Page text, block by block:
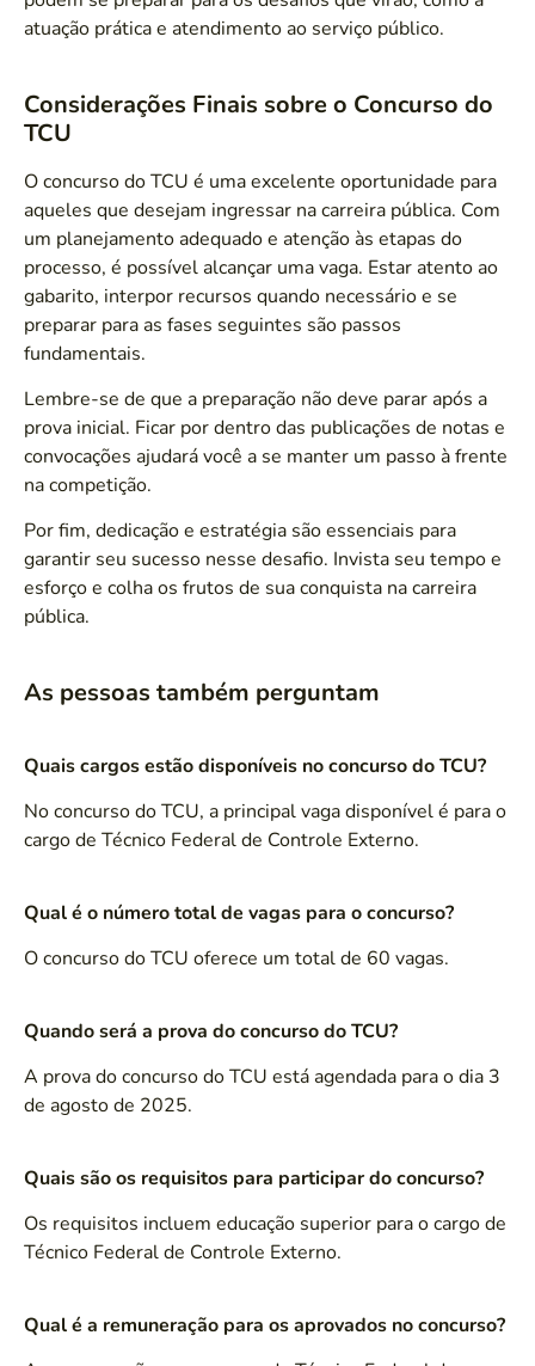
atuação prática e atendimento ao serviço público.
Considerações Finais sobre o Concurso do
TCU
O concurso do TCU é uma excelente oportunidade para
aqueles que desejam ingressar na carreira pública. Com
um planejamento adequado e atenção às etapas do
processo, é possível alcançar uma vaga. Estar atento ao
gabarito, interpor recursos quando necessário e se
preparar para as fases seguintes são passos
fundamentais.
Lembre-se de que a preparação não deve parar após a
prova inicial. Ficar por dentro das publicações de notas e
convocações ajudará você a se manter um passo à frente
na competição.
Por fim, dedicação e estratégia são essenciais para
garantir seu sucesso nesse desafio. Invista seu tempo e
esforço e colha os frutos de sua conquista na carreira
pública.
As pessoas também perguntam
Quais cargos estão disponíveis no concurso do TCU?
No concurso do TCU, a principal vaga disponível é para o
cargo de Técnico Federal de Controle Externo.
Qual é o número total de vagas para o concurso?
O concurso do TCU oferece um total de 60 vagas.
Quando será a prova do concurso do TCU?
A prova do concurso do TCU está agendada para o dia 3
de agosto de 2025.
Quais são os requisitos para participar do concurso?
Os requisitos incluem educação superior para o cargo de
Técnico Federal de Controle Externo.
Qual é a remuneração para os aprovados no concurso?